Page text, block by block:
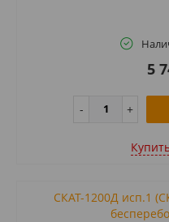
5
СКАТ-1200Д исп.1